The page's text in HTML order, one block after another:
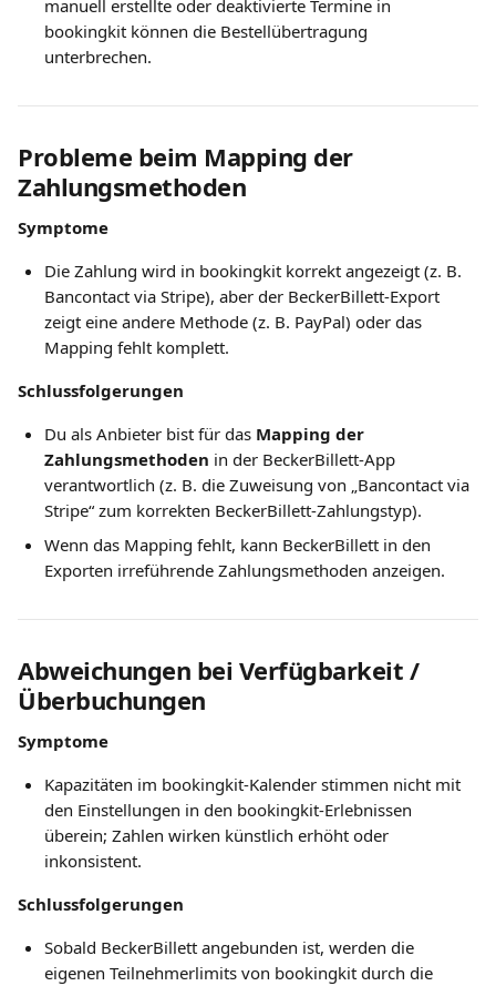
manuell erstellte oder deaktivierte Termine in
bookingkit können die Bestellübertragung
unterbrechen.
Probleme beim Mapping der
Zahlungsmethoden
Symptome
Die Zahlung wird in bookingkit korrekt angezeigt (z. B.
Bancontact via Stripe), aber der BeckerBillett-Export
zeigt eine andere Methode (z. B. PayPal) oder das
Mapping fehlt komplett.
Schlussfolgerungen
Du als Anbieter bist für das Mapping der
Zahlungsmethoden in der BeckerBillett-App
verantwortlich (z. B. die Zuweisung von „Bancontact via
Stripe“ zum korrekten BeckerBillett-Zahlungstyp).
Wenn das Mapping fehlt, kann BeckerBillett in den
Exporten irreführende Zahlungsmethoden anzeigen.
Abweichungen bei Verfügbarkeit /
Überbuchungen
Symptome
Kapazitäten im bookingkit-Kalender stimmen nicht mit
den Einstellungen in den bookingkit-Erlebnissen
überein; Zahlen wirken künstlich erhöht oder
inkonsistent.
Schlussfolgerungen
Sobald BeckerBillett angebunden ist, werden die
eigenen Teilnehmerlimits von bookingkit durch die